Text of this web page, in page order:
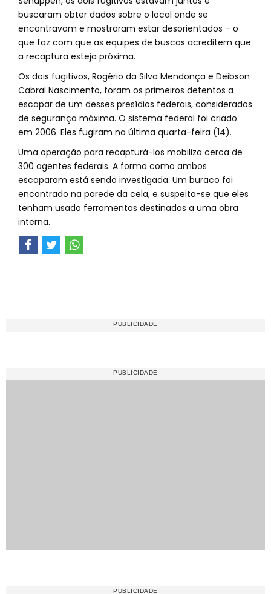
buscaram obter dados sobre o local onde se
encontravam e mostraram estar desorientados – o
que faz com que as equipes de buscas acreditem que
a recaptura esteja próxima.
Os dois fugitivos, Rogério da Silva Mendonça e Deibson
Cabral Nascimento, foram os primeiros detentos a
escapar de um desses presídios federais, considerados
de segurança máxima. O sistema federal foi criado
em 2006. Eles fugiram na última quarta-feira (14).
Uma operação para recapturá-los mobiliza cerca de
300 agentes federais. A forma como ambos
escaparam está sendo investigada. Um buraco foi
encontrado na parede da cela, e suspeita-se que eles
tenham usado ferramentas destinadas a uma obra
interna.